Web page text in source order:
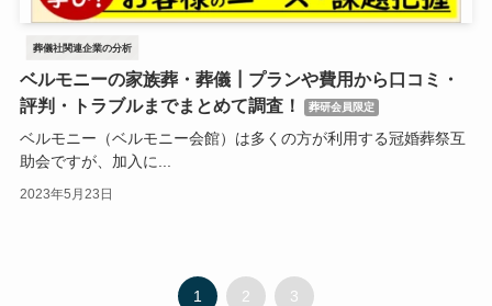
葬儀社関連企業の分析
ベルモニーの家族葬・葬儀┃プランや費用から口コミ・
評判・トラブルまでまとめて調査！
葬研会員限定
ベルモニー（ベルモニー会館）は多くの方が利用する冠婚葬祭互
助会ですが、加入に...
2023年5月23日
1 2 3